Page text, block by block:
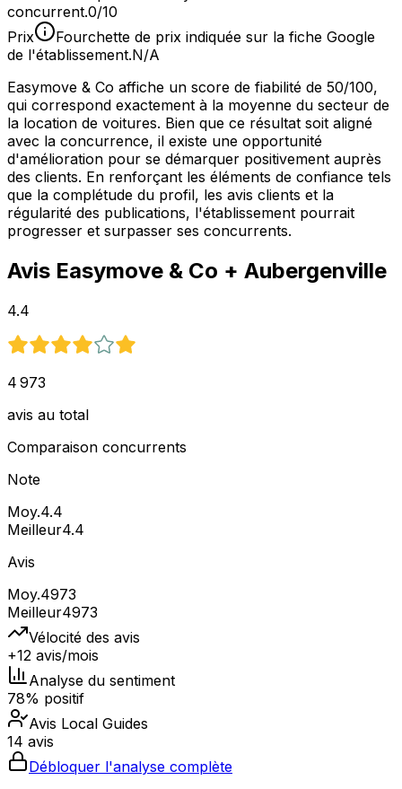
concurrent.0/10
Prix
Fourchette de prix indiquée sur la fiche Google
de l'établissement.N/A
Easymove & Co affiche un score de fiabilité de 50/100,
qui correspond exactement à la moyenne du secteur de
la location de voitures. Bien que ce résultat soit aligné
avec la concurrence, il existe une opportunité
d'amélioration pour se démarquer positivement auprès
des clients. En renforçant les éléments de confiance tels
que la complétude du profil, les avis clients et la
régularité des publications, l'établissement pourrait
progresser et surpasser ses concurrents.
Avis Easymove & Co + Aubergenville
4.4
4 973
avis au total
Comparaison concurrents
Note
Moy.4.4
Meilleur4.4
Avis
Moy.4973
Meilleur4973
Vélocité des avis
+12 avis/mois
Analyse du sentiment
78% positif
Avis Local Guides
14 avis
Débloquer l'analyse complète